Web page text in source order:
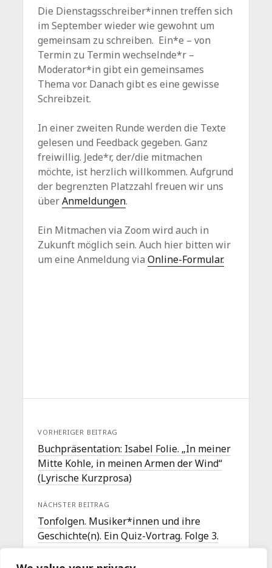
Die Dienstagsschreiber*innen treffen sich
im September wieder wie gewohnt um
gemeinsam zu schreiben. Ein*e – von
Termin zu Termin wechselnde*r –
Moderator*in gibt ein gemeinsames
Thema vor. Danach gibt es eine gewisse
Schreibzeit.
In einer zweiten Runde werden die Texte
gelesen und Feedback gegeben. Ganz
freiwillig. Jede*r, der/die mitmachen
möchte, ist herzlich willkommen. Aufgrund
der begrenzten Platzzahl freuen wir uns
überAnmeldungen.
Ein Mitmachen via Zoom wird auch in
Zukunft möglich sein. Auch hier bitten wir
um eine Anmeldung viaOnline-Formular.
VORHERIGER BEITRAG
Buchpräsentation: Isabel Folie. „In meiner
Mitte Kohle, in meinen Armen der Wind“
(Lyrische Kurzprosa)
NÄCHSTER BEITRAG
Tonfolgen. Musiker*innen und ihre
Geschichte(n). Ein Quiz-Vortrag. Folge 3.